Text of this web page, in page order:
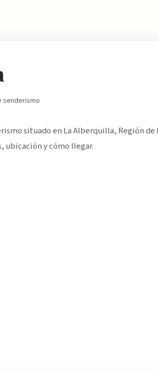
senderismo
situado en La Alberquilla, Región de
ubicación y cómo llegar.